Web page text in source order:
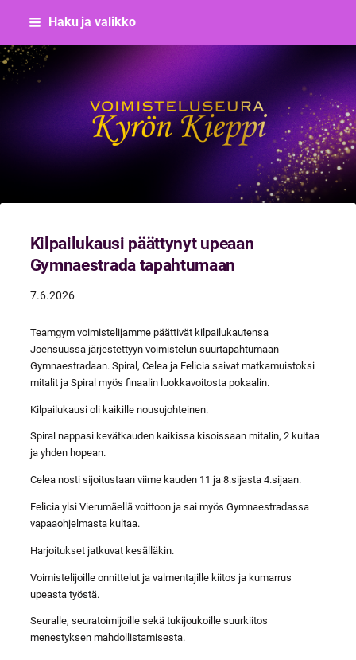
Siirry
sisältöön
Haku ja valikko
Voimisteluseura Kyrön Kieppi
Kilpailukausi päättynyt upeaan
Gymnaestrada tapahtumaan
7.6.2026
Teamgym voimistelijamme päättivät kilpailukautensa
Joensuussa järjestettyyn voimistelun suurtapahtumaan
Gymnaestradaan. Spiral, Celea ja Felicia saivat matkamuistoksi
mitalit ja Spiral myös finaalin luokkavoitosta pokaalin.
Kilpailukausi oli kaikille nousujohteinen.
Spiral nappasi kevätkauden kaikissa kisoissaan mitalin, 2 kultaa
ja yhden hopean.
Celea nosti sijoitustaan viime kauden 11 ja 8.sijasta 4.sijaan.
Felicia ylsi Vierumäellä voittoon ja sai myös Gymnaestradassa
vapaaohjelmasta kultaa.
Harjoitukset jatkuvat kesälläkin.
Voimistelijoille onnittelut ja valmentajille kiitos ja kumarrus
upeasta työstä.
Seuralle, seuratoimijoille sekä tukijoukoille suurkiitos
menestyksen mahdollistamisesta.